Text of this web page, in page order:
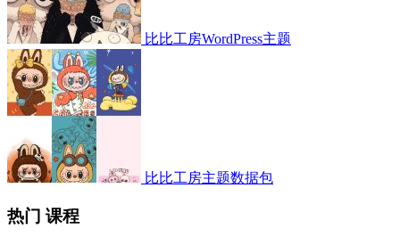
比比工房WordPress主题
比比工房主题数据包
热门 课程